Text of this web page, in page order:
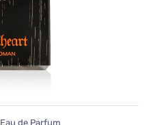
Eau de Parfum